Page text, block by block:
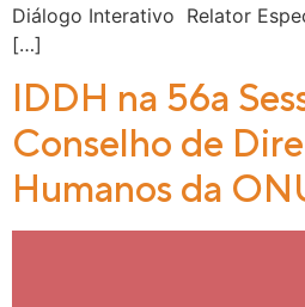
Diálogo Interativo Relator
[…]
IDDH na 56a
Conselho de
Humanos da